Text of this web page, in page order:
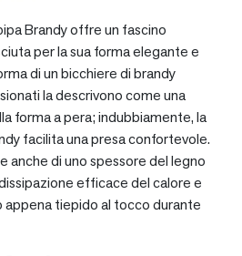
Brandy offre un fascino
per la sua forma elegante e
di un bicchiere di brandy
la descrivono come una
forma a pera; indubbiamente, la
facilita una presa confortevole.
anche di uno spessore del legno
efficace del calore e
tiepido al tocco durante